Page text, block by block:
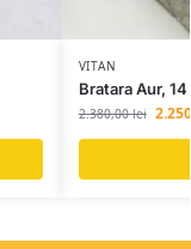
VITAN
Bratara Aur,
2.380,00lei